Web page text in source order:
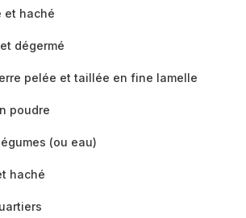
et haché
dégermé
pelée et taillée en fine lamelle
poudre
(ou eau)
haché